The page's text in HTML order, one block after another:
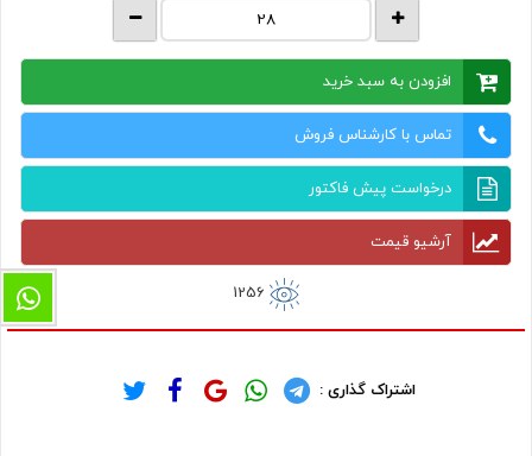
افزودن به سبد خرید
تماس با کارشناس فروش
درخواست پیش فاکتور
آرشیو قیمت
1256
اشتراک گذاری :